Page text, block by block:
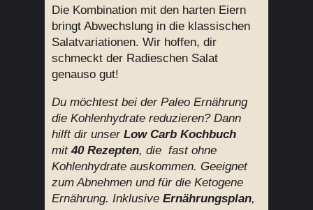
Die Kombination mit den harten Eiern
bringt Abwechslung in die klassischen
Salatvariationen. Wir hoffen, dir
schmeckt der Radieschen Salat
genauso gut!
Du möchtest bei der Paleo Ernährung
die Kohlenhydrate reduzieren? Dann
hilft dir unser Low Carb Kochbuch
mit40 Rezepten, die fast ohne
Kohlenhydrate auskommen. Geeignet
zum Abnehmen und für die Ketogene
Ernährung. Inklusive Ernährungsplan,